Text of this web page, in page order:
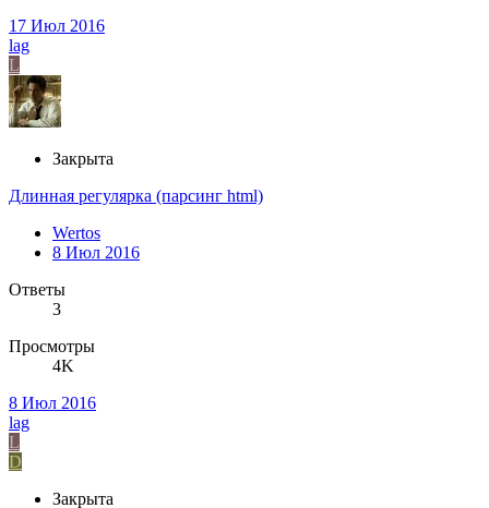
17 Июл 2016
lag
L
Закрыта
Длинная регулярка (парсинг html)
Wertos
8 Июл 2016
Ответы
3
Просмотры
4K
8 Июл 2016
lag
L
D
Закрыта